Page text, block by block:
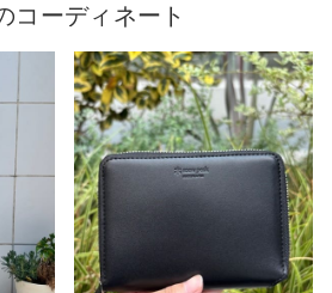
コーディネート